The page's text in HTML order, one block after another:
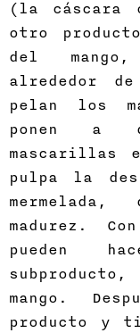
(la cáscara
otro
del
alrededor
pelan los
ponen a
mascarillas
pulpa la
madurez.
pueden
mango.
producto y